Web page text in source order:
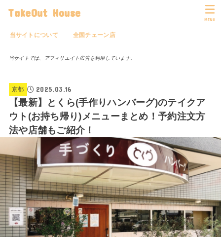
TakeOut House
当サイトについて 全国チェーン店
MENU
当サイトでは、アフィリエイト広告を利用しています。
京都 2025.03.16
【最新】とくら(手作りハンバーグ)のテイクア
ウト(お持ち帰り)メニューまとめ！予約注文方
法や店舗もご紹介！